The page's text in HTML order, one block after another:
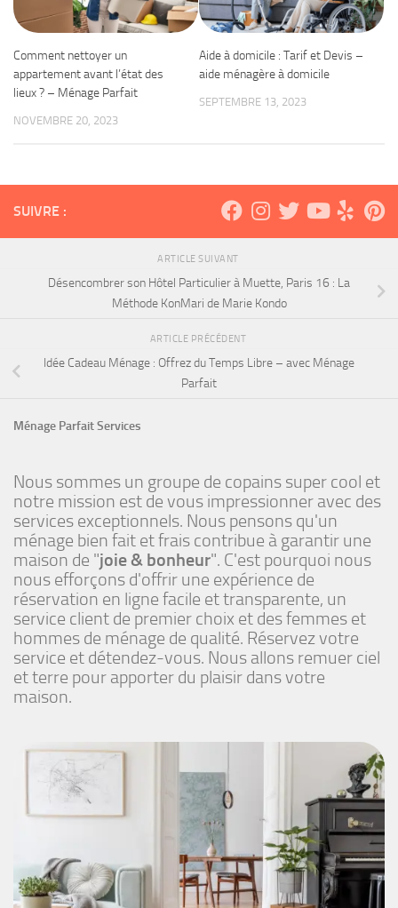
Comment nettoyer un
appartement avant l’état des
lieux ? – Ménage Parfait
NOVEMBRE 20, 2023
Aide à domicile : Tarif et Devis –
aide ménagère à domicile
SEPTEMBRE 13, 2023
SUIVRE :
ARTICLE SUIVANT
Désencombrer son Hôtel Particulier à Muette, Paris 16 : La
Méthode KonMari de Marie Kondo
ARTICLE PRÉCÉDENT
Idée Cadeau Ménage : Offrez du Temps Libre – avec Ménage
Parfait
Ménage Parfait Services
Nous sommes un groupe de copains super cool et
notre mission est de vous impressionner avec des
services exceptionnels. Nous pensons qu'un
ménage bien fait et frais contribue à garantir une
maison de "joie & bonheur". C'est pourquoi nous
nous efforçons d'offrir une expérience de
réservation en ligne facile et transparente, un
service client de premier choix et des femmes et
hommes de ménage de qualité. Réservez votre
service et détendez-vous. Nous allons remuer ciel
et terre pour apporter du plaisir dans votre
maison.